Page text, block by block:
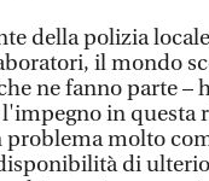
della polizia
il mondo
ne fanno parte –
l'impegno in questa
molto
di